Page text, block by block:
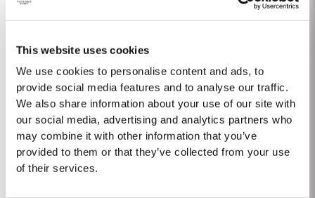
This website uses cookies
We use cookies to personalise content and ads, to
provide social media features and to analyse our traffic.
We also share information about your use of our site with
our social media, advertising and analytics partners who
may combine it with other information that you’ve
provided to them or that they’ve collected from your use
of their services.
da Taylor’s na produção de Vinhos do Porto excecionais. Para criar este
vinho...
TAWNY 10 ANOS
O Taylor’s Tawny 10 Anos constitui um excelente exemplo de um vinho do
Porto Tawny com indicação de idade feito a partir de vinhos do Porto
tintos seleccionados, que tiveram origem nas melhores vinhas do Cima
madeira de aproximadamente 630 litros de...